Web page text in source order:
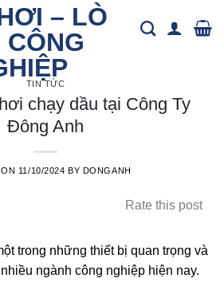
TIN TỨC
chạy dầu tại Công Ty
Đông Anh
11/10/2024 BY DONGANH
Rate this post
trong những thiết bị quan trọng và
ngành công nghiệp hiện nay.